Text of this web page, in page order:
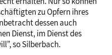
zu Opfern ihres
dessen auch
Dienst, im Dienst des
so Silberbach.